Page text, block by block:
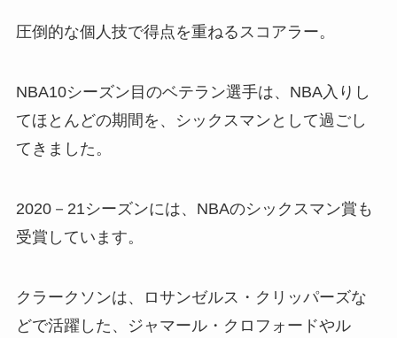
圧倒的な個人技で得点を重ねるスコアラー。
NBA10シーズン目のベテラン選手は、NBA入りし
てほとんどの期間を、シックスマンとして過ごし
てきました。
2020－21シーズンには、NBAのシックスマン賞も
受賞しています。
クラークソンは、ロサンゼルス・クリッパーズな
どで活躍した、ジャマール・クロフォードやル